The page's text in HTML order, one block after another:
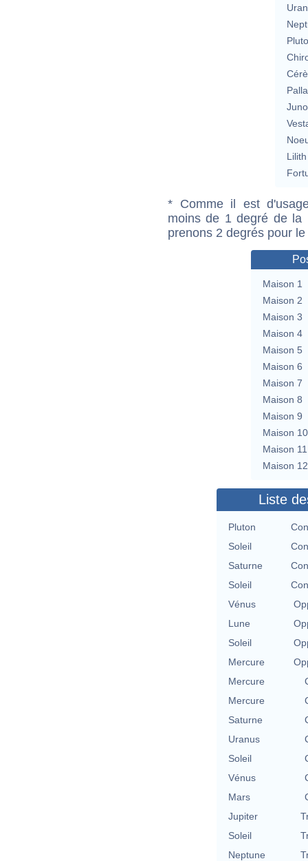
Lilith
* Comme il est
moins de 1 degré de la
prenons 2 degrés pour
Maison 1
Maison 2
Maison 3
Maison 4
Maison 5
Maison 6
Maison 7
Maison 8
Maison 9
Maison 10
Maison 11
Maison 12
Liste
Pluton
Soleil
Saturne
Soleil
Vénus
Lune
Soleil
Mercure
Mercure
Mercure
Saturne
Uranus
Soleil
Vénus
Mars
Jupiter
Soleil
Neptune